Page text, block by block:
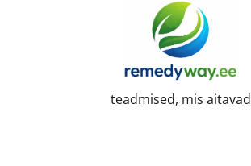
teadmised, mis aitavad